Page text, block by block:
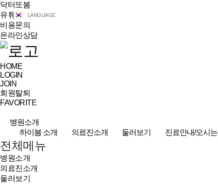
닥터또봄
유튜브
비용문의
온라인상담
LANGUAGE
HOME
LOGIN
JOIN
회원탈퇴
FAVORITE
병원소개
하이봄 소개
의료진소개 둘러보기 진료안내/오시
전체메뉴
병원소개
의료진소개
둘러보기